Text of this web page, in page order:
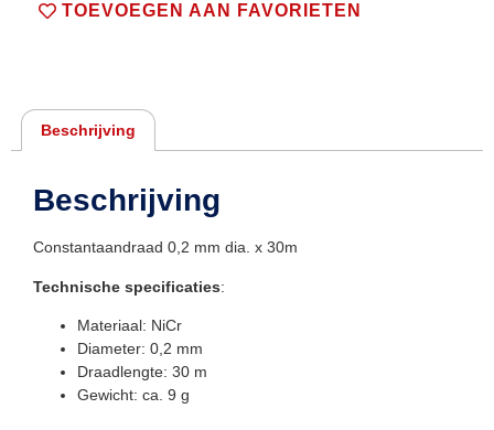
TOEVOEGEN AAN FAVORIETEN
Beschrijving
Beschrijving
Constantaandraad 0,2 mm dia. x 30m
Technische specificaties:
Materiaal: NiCr
Diameter: 0,2 mm
Draadlengte: 30 m
Gewicht: ca. 9 g